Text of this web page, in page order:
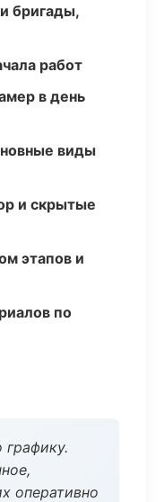
бригады,
работ
в день
виды
и скрытые
этапов и
по
графику.
оперативно